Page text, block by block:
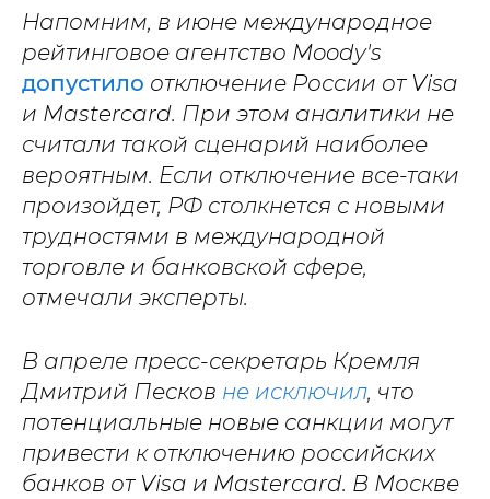
Напомним, в июне международное
рейтинговое агентство Moody's
допустило отключение России от Visa
и Mastercard. При этом аналитики не
считали такой сценарий наиболее
вероятным. Если отключение все-таки
произойдет, РФ столкнется с новыми
трудностями в международной
торговле и банковской сфере,
отмечали эксперты.
В апреле пресс-секретарь Кремля
Дмитрий Песков не исключил, что
потенциальные новые санкции могут
привести к отключению российских
банков от Visa и Mastercard. В Москве